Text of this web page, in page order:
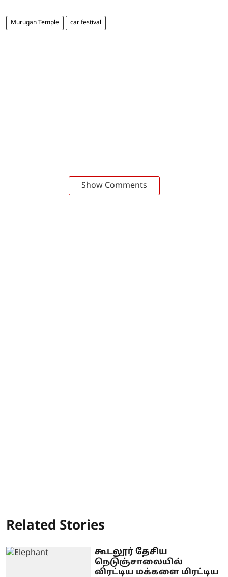
Murugan Temple car festival
Show Comments
Related Stories
கூடலூர் தேசிய
நெடுஞ்சாலையில்
விரட்டிய மக்களை மிரட்டிய